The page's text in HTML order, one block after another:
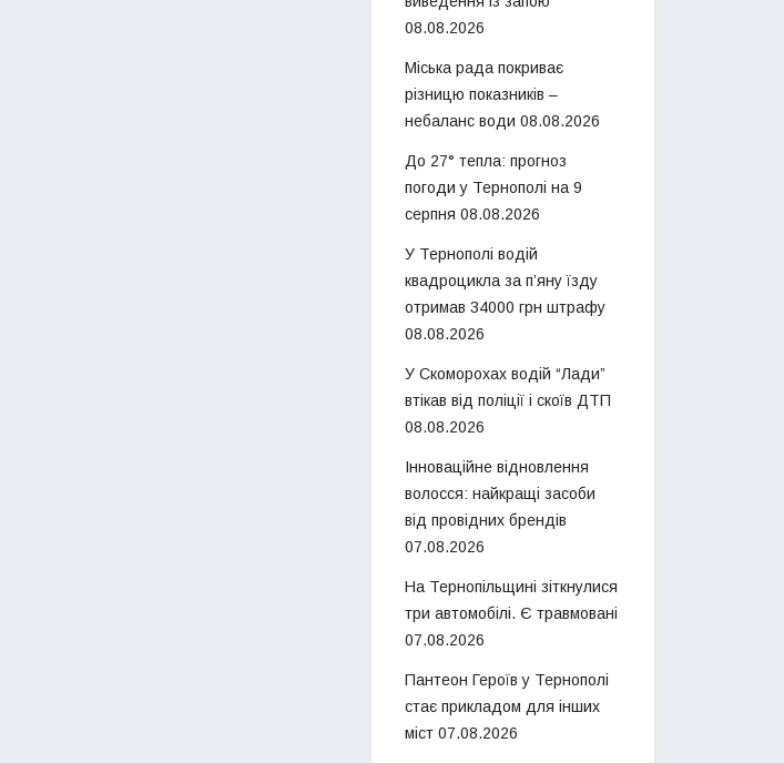
08.08.2026
Міська рада покриває
різницю показників –
небаланс води 08.08.2026
До 27° тепла: прогноз
погоди у Тернополі на 9
серпня 08.08.2026
У Тернополі водій
квадроцикла за п’яну їзду
отримав 34000 грн штрафу
08.08.2026
У Скоморохах водій “Лади”
втікав від поліції і скоїв ДТП
08.08.2026
Інноваційне відновлення
волосся: найкращі засоби
від провідних брендів
07.08.2026
На Тернопільщині зіткнулися
три автомобілі. Є травмовані
07.08.2026
Пантеон Героїв у Тернополі
стає прикладом для інших
міст 07.08.2026